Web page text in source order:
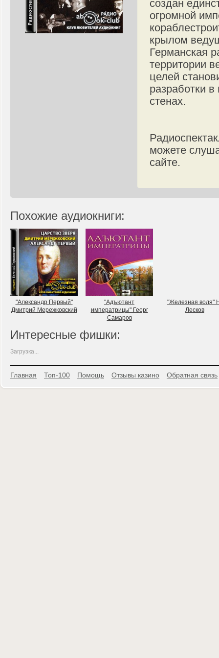
создан
огромной
крылом
Германская
территории
целей
разработки
стенах.
можете
сайте.
Похожие аудиокниги:
"Александр Первый"
Дмитрий Мережковский
"Адъютант
императрицы" Георг
Самаров
"Железная воля"
Лесков
Интересные фишки:
Загрузка...
Главная Топ-100 Помощь Отзывы казино Обратная связь